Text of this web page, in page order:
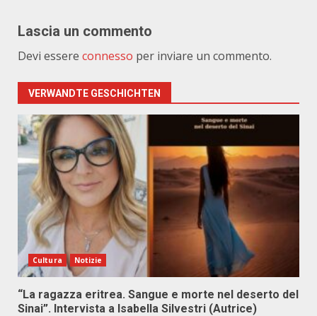
Lascia un commento
Devi essere connesso per inviare un commento.
VERWANDTE GESCHICHTEN
Cultura Notizie
“La ragazza eritrea. Sangue e morte nel deserto del
Sinai”. Intervista a Isabella Silvestri (Autrice)